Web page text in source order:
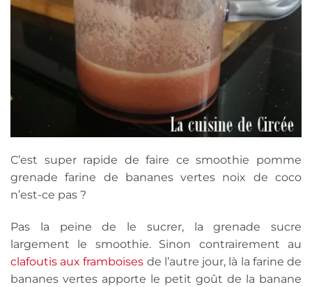
C’est super rapide de faire ce smoothie pomme
grenade farine de bananes vertes noix de coco
n’est-ce pas ?
Pas la peine de le sucrer, la grenade sucre
largement le smoothie. Sinon contrairement au
clafoutis aux framboises de l’autre jour, là la farine de
bananes vertes apporte le petit goût de la banane